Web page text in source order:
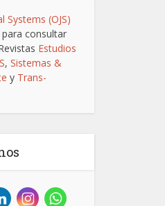
Systems (OJS)
para consultar
Estudios
, Sistemas &
y Trans-